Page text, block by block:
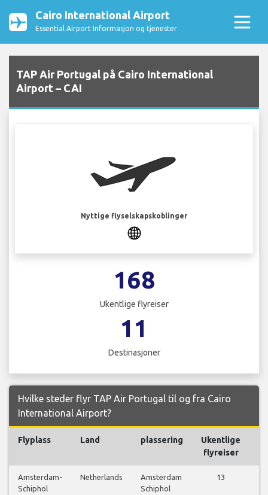
Cairo International Airport
Essential Airport Informasjon og tjenester
TAP Air Portugal på Cairo International
Airport – CAI
Nyttige flyselskapskoblinger
168
Ukentlige flyreiser
11
Destinasjoner
Hvilke steder flyr TAP Air Portugal til og fra Cairo
International Airport?
Flyplass Land plassering
Ukentlige
flyreiser
Amsterdam-
Schiphol
Netherlands
Amsterdam
Schiphol
13